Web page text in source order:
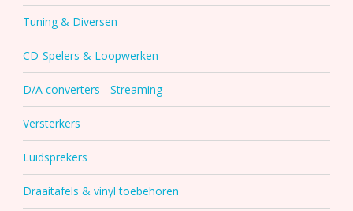
Tuning & Diversen
CD-Spelers & Loopwerken
D/A converters - Streaming
Versterkers
Luidsprekers
Draaitafels & vinyl toebehoren